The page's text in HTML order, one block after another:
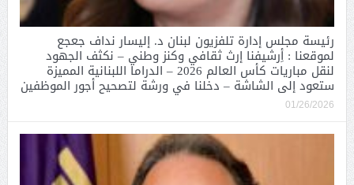
رئيسة مجلس إدارة تلفزيون لبنان د. إليسار نداف جعجع
لموقعنا : أِرشيفنا إرث ثقافي وكنز وطني – نكثف الجهود
لنقل مباريات كأس العالم 2026 – الدراما اللبنانية المميزة
ستعود إلى الشاشة – دخلنا في ورشة لتصحيح أجور الموظفين
01/26/2026